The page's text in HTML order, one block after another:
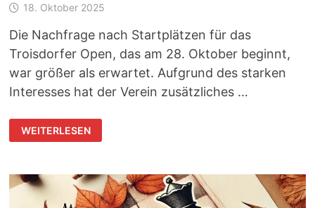
18. Oktober 2025
Die Nachfrage nach Startplätzen für das
Troisdorfer Open, das am 28. Oktober beginnt,
war größer als erwartet. Aufgrund des starken
Interesses hat der Verein zusätzliches …
TROISDORFER
OPEN
–
STARTPLÄTZE
VERGEBEN
WEITERLESEN